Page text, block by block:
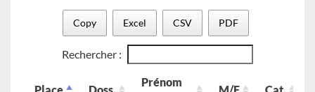
Copy Excel CSV PDF
Rechercher :
Prénom